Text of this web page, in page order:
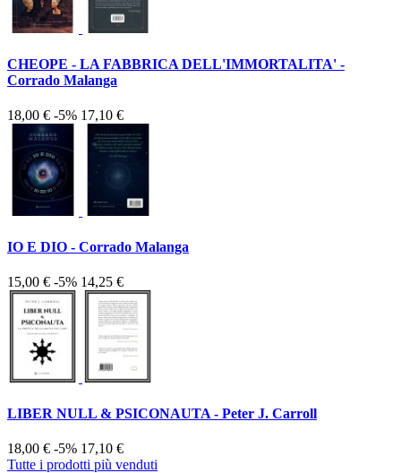
CHEOPE - LA FABBRICA DELL'IMMORTALITA' -
Corrado Malanga
18,00 € -5% 17,10 €
IO E DIO - Corrado Malanga
15,00 € -5% 14,25 €
LIBER NULL & PSICONAUTA - Peter J. Carroll
18,00 € -5% 17,10 €
Tutte i prodotti più venduti